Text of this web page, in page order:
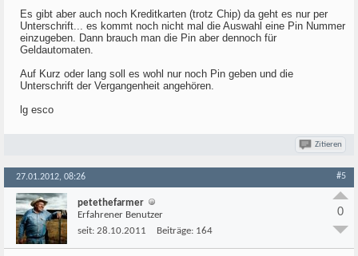
Es gibt aber auch noch Kreditkarten (trotz Chip) da geht es nur per
Unterschrift... es kommt noch nicht mal die Auswahl eine Pin Nummer
einzugeben. Dann brauch man die Pin aber dennoch für
Geldautomaten.
Auf Kurz oder lang soll es wohl nur noch Pin geben und die
Unterschrift der Vergangenheit angehören.
lg esco
Zitieren
27.01.2012, 08:26 #5
petethefarmer
Erfahrener Benutzer
seit: 28.10.2011 Beiträge: 164
0